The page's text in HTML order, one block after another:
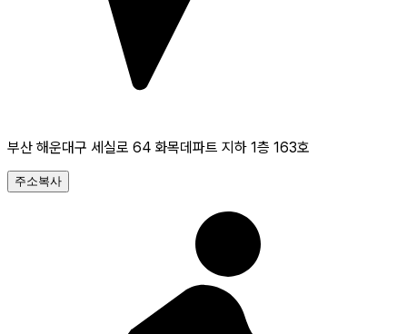
부산 해운대구 세실로 64 화목데파트 지하 1층 163호
주소복사